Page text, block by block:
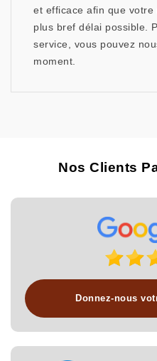
et efficace afin que
plus bref délai possible.
service, vous pouvez
moment.
Nos Clients
Donnez-nous